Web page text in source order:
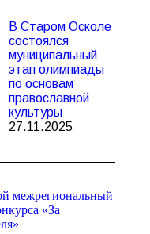
В Старом Осколе
состоялся
муниципальный
этап олимпиады
по основам
православной
культуры
27.11.2025
межрегиональный
«За